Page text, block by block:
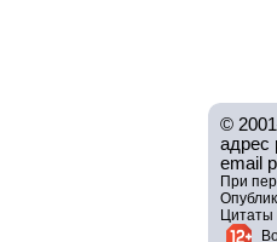
©
адрес
email
При
Цитаты